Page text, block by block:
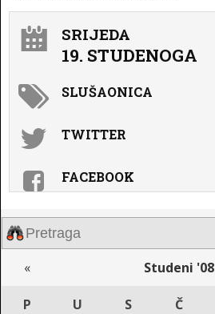
SRIJEDA
19. STUDENOGA
SLUŠAONICA
TWITTER
FACEBOOK
« Studeni '08
P U S Č